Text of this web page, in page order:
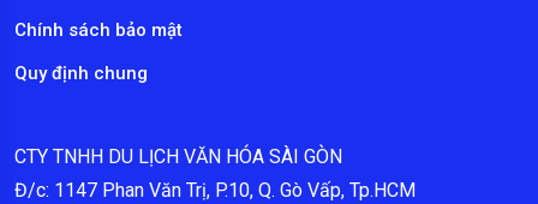
Chính sách bảo mật
Quy định chung
CTY TNHH DU LỊCH VĂN HÓA SÀI GÒN
Đ/c: 1147 Phan Văn Trị, P.10, Q. Gò Vấp, Tp.HCM